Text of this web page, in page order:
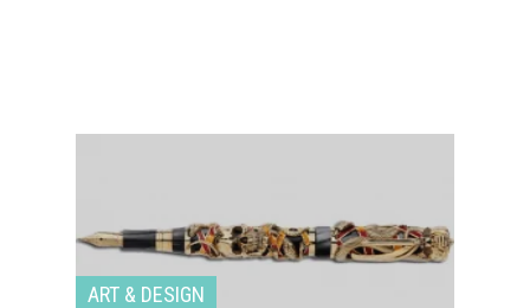
ART & DESIGN